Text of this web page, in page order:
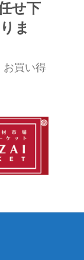
せ下
ま
お買い得